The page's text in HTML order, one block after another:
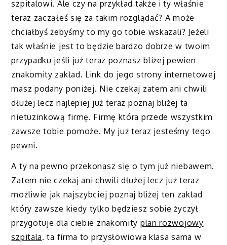
szpitalowi. Ale czy na przykład także i ty właśnie
teraz zacząłeś się za takim rozglądać? A może
chciałbyś żebyśmy to my go tobie wskazali? Jeżeli
tak właśnie jest to będzie bardzo dobrze w twoim
przypadku jeśli już teraz poznasz bliżej pewien
znakomity zakład. Link do jego strony internetowej
masz podany poniżej. Nie czekaj zatem ani chwili
dłużej lecz najlepiej już teraz poznaj bliżej ta
nietuzinkową firmę. Firmę która przede wszystkim
zawsze tobie pomoże. My już teraz jesteśmy tego
pewni.
A ty na pewno przekonasz się o tym już niebawem.
Zatem nie czekaj ani chwili dłużej lecz już teraz
możliwie jak najszybciej poznaj bliżej ten zakład
który zawsze kiedy tylko będziesz sobie życzył
przygotuje dla ciebie znakomity plan rozwojowy
szpitala. ta firma to przysłowiowa klasa sama w